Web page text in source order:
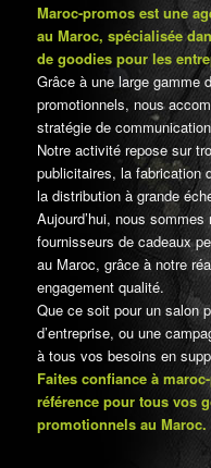
Maroc-promos est une
au Maroc, spécialisée
de goodies pour les
Grâce à une large gamme
promotionnels, nous
stratégie de
Notre activité repose sur
publicitaires, la fabrication
la distribution à grande
Aujourd’hui, nous
fournisseurs de cadeaux
au Maroc, grâce à notre
engagement qualité.
Que ce soit pour un salon
d’entreprise, ou une
à tous vos besoins en
Faites confiance à
référence pour tous vos
promotionnels au Maroc.